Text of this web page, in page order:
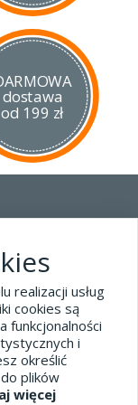
dostawa
od 199 zł
realizacji usług
cookies są
funkcjonalności
i
określić
plików
więcej